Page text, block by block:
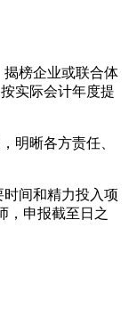
榜企业或联合体
实际会计年度提
明晰各方责任、
间和精力投入项
，申报截至日之